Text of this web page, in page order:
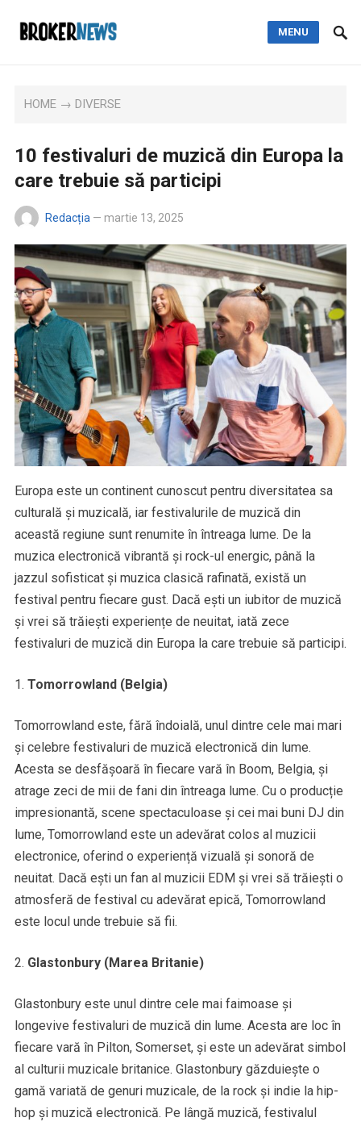
MENU
HOME →DIVERSE
10 festivaluri de muzică din Europa la
care trebuie să participi
Redacția — martie 13, 2025
Europa este un continent cunoscut pentru diversitatea sa
culturală și muzicală, iar festivalurile de muzică din
această regiune sunt renumite în întreaga lume. De la
muzica electronică vibrantă și rock-ul energic, până la
jazzul sofisticat și muzica clasică rafinată, există un
festival pentru fiecare gust. Dacă ești un iubitor de muzică
și vrei să trăiești experiențe de neuitat, iată zece
festivaluri de muzică din Europa la care trebuie să participi.
Tomorrowland (Belgia)
Tomorrowland este, fără îndoială, unul dintre cele mai mari
și celebre festivaluri de muzică electronică din lume.
Acesta se desfășoară în fiecare vară în Boom, Belgia, și
atrage zeci de mii de fani din întreaga lume. Cu o producție
impresionantă, scene spectaculoase și cei mai buni DJ din
lume, Tomorrowland este un adevărat colos al muzicii
electronice, oferind o experiență vizuală și sonoră de
neuitat. Dacă ești un fan al muzicii EDM și vrei să trăiești o
atmosferă de festival cu adevărat epică, Tomorrowland
este locul unde trebuie să fii.
Glastonbury (Marea Britanie)
Glastonbury este unul dintre cele mai faimoase și
longevive festivaluri de muzică din lume. Acesta are loc în
fiecare vară în Pilton, Somerset, și este un adevărat simbol
al culturii muzicale britanice. Glastonbury găzduiește o
gamă variată de genuri muzicale, de la rock și indie la hip-
hop și muzică electronică. Pe lângă muzică, festivalul